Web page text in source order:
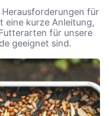
für
eine kurze Anleitung,
für unsere
geeignet sind.